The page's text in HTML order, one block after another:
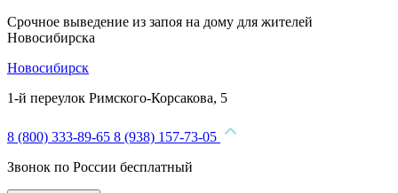
Срочное выведение из запоя на дому для жителей
Новосибирска
Новосибирск
1-й переулок Римского-Корсакова, 5
8 (800) 333-89-65 8 (938) 157-73-05
Звонок по России бесплатный